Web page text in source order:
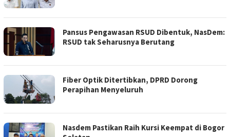
Pansus Pengawasan RSUD Dibentuk, NasDem:
RSUD tak Seharusnya Berutang
Fiber Optik Ditertibkan, DPRD Dorong
Perapihan Menyeluruh
Nasdem Pastikan Raih Kursi Keempat di Bogor